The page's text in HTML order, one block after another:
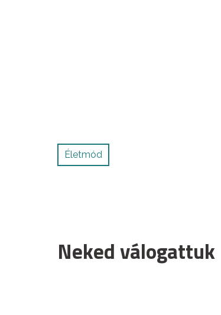
Életmód
Neked válogattuk